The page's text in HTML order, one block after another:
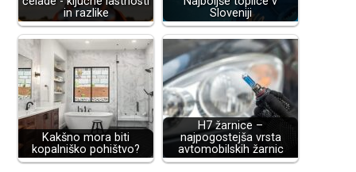
in razlike
Sloveniji
Kakšno mora biti
kopalniško pohištvo?
H7 žarnice –
najpogostejša vrsta
avtomobilskih žarnic